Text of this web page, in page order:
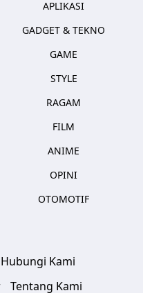
APLIKASI
GADGET & TEKNO
GAME
STYLE
RAGAM
FILM
ANIME
OPINI
OTOMOTIF
Hubungi Kami
Tentang Kami